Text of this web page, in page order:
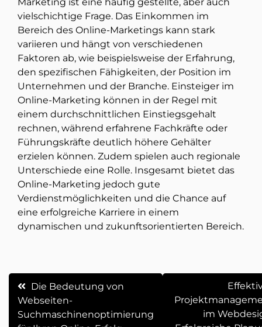
vielschichtige Frage. Das Einkommen im
Bereich des Online-Marketings kann stark
variieren und hängt von verschiedenen
Faktoren ab, wie beispielsweise der Erfahrung,
den spezifischen Fähigkeiten, der Position im
Unternehmen und der Branche. Einsteiger im
Online-Marketing können in der Regel mit
einem durchschnittlichen Einstiegsgehalt
rechnen, während erfahrene Fachkräfte oder
Führungskräfte deutlich höhere Gehälter
erzielen können. Zudem spielen auch regionale
Unterschiede eine Rolle. Insgesamt bietet das
Online-Marketing jedoch gute
Verdienstmöglichkeiten und die Chance auf
eine erfolgreiche Karriere in einem
dynamischen und zukunftsorientierten Bereich.
Beitrags-
Navigation
Die Bedeutung von
Webseiten-
Suchmaschinenoptimierung
im